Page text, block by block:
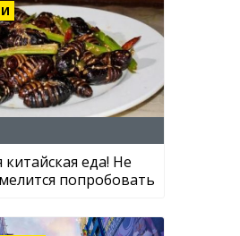
еда! Не
попробовать